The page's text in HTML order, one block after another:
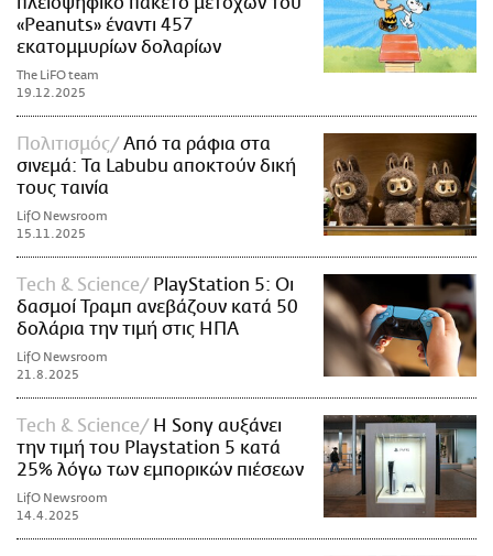
«Peanuts» έναντι 457
εκατομμυρίων δολαρίων
The LiFO team
19.12.2025
Πολιτισμός
Από τα ράφια στα
σινεμά: Τα Labubu αποκτούν δική
τους ταινία
LifO Newsroom
15.11.2025
Τech & Science
PlayStation 5: Οι
δασμοί Τραμπ ανεβάζουν κατά 50
δολάρια την τιμή στις ΗΠΑ
LifO Newsroom
21.8.2025
Τech & Science
Η Sony αυξάνει
την τιμή του Playstation 5 κατά
25% λόγω των εμπορικών πιέσεων
LifO Newsroom
14.4.2025